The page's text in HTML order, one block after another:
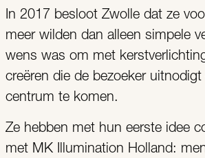
In 2017 besloot Zwolle dat ze
meer wilden dan alleen simpele
wens was om met
creëren die de bezoeker
centrum te komen.
Ze hebben met hun eerste idee
met MK Illumination Holland: